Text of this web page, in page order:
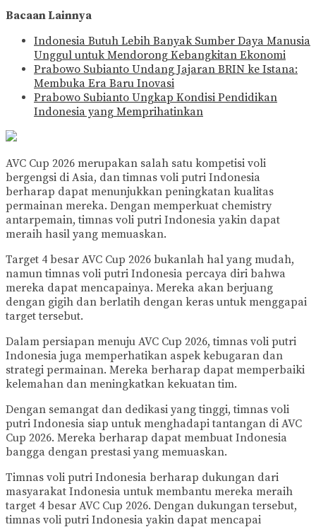
Bacaan Lainnya
Indonesia Butuh Lebih Banyak Sumber Daya Manusia
Unggul untuk Mendorong Kebangkitan Ekonomi
Prabowo Subianto Undang Jajaran BRIN ke Istana:
Membuka Era Baru Inovasi
Prabowo Subianto Ungkap Kondisi Pendidikan
Indonesia yang Memprihatinkan
AVC Cup 2026 merupakan salah satu kompetisi voli
bergengsi di Asia, dan timnas voli putri Indonesia
berharap dapat menunjukkan peningkatan kualitas
permainan mereka. Dengan memperkuat chemistry
antarpemain, timnas voli putri Indonesia yakin dapat
meraih hasil yang memuaskan.
Target 4 besar AVC Cup 2026 bukanlah hal yang mudah,
namun timnas voli putri Indonesia percaya diri bahwa
mereka dapat mencapainya. Mereka akan berjuang
dengan gigih dan berlatih dengan keras untuk menggapai
target tersebut.
Dalam persiapan menuju AVC Cup 2026, timnas voli putri
Indonesia juga memperhatikan aspek kebugaran dan
strategi permainan. Mereka berharap dapat memperbaiki
kelemahan dan meningkatkan kekuatan tim.
Dengan semangat dan dedikasi yang tinggi, timnas voli
putri Indonesia siap untuk menghadapi tantangan di AVC
Cup 2026. Mereka berharap dapat membuat Indonesia
bangga dengan prestasi yang memuaskan.
Timnas voli putri Indonesia berharap dukungan dari
masyarakat Indonesia untuk membantu mereka meraih
target 4 besar AVC Cup 2026. Dengan dukungan tersebut,
timnas voli putri Indonesia yakin dapat mencapai